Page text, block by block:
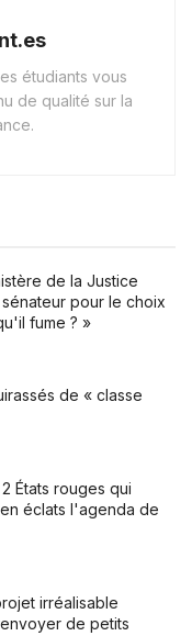
étudiants vous
de qualité sur la
de la Justice
pour le choix
fume ? »
de « classe
États rouges qui
éclats l'agenda de
irréalisable
de petits